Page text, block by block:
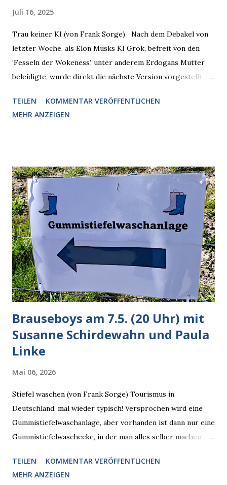
Juli 16, 2025
Trau keiner KI (von Frank Sorge) Nach dem Debakel von
letzter Woche, als Elon Musks KI Grok, befreit von den
‘Fesseln der Wokeness’, unter anderem Erdogans Mutter
beleidigte, wurde direkt die nächste Version vorgestellt,
radikalisierte, weil sie ohnehin kurz vor dem Austausch
stand. Das ist sogar recht logisch, aber nicht, um den
unauffälliger machen muss, damit die KI rechtslastig
argumentiert. So wird jetzt berichtet, dass der neue Grok
bei diversen Anfragen zu kontroversen Themen auf dem
Weg zu einer Antwort erst einmal Elons eigene Sicht der
Dinge auf Twitter abfragen und entscheidend relevant
verarbeiten muss. Das ist lächerlich und gefährlich
zugleich. Denn eine Information fehlt noch, Grok soll
künftig in den US-amerikanischen Behörden mitarbeiten,
zuvord...
TEILEN
KOMMENTAR VERÖFFENTLICHEN
MEHR ANZEIGEN
Brauseboys am 7.5. (20 Uhr) mit
Susanne Schirdewahn und Paula
Linke
Mai 06, 2026
Stiefel waschen (von Frank Sorge) Tourismus in
Deutschland, mal wieder typisch! Versprochen wird eine
Gummistiefelwaschanlage, aber vorhanden ist dann nur eine
Gummistiefelwaschecke, in der man alles selber machen
Susanne Schirdewahn und Paula Linke Haus der Sinne
(Ystader Str. 10) Es war ein schöner Ausflug in den
TEILEN
KOMMENTAR VERÖFFENTLICHEN
MEHR ANZEIGEN